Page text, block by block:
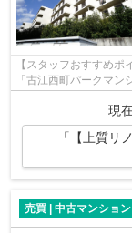
【スタッフおすすめポイント】 令和7年10月にリノベ
「古江西町パークマ
現
「【上質リ
売買 | 中古マンション